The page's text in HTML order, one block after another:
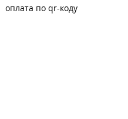
оплата по qr-коду